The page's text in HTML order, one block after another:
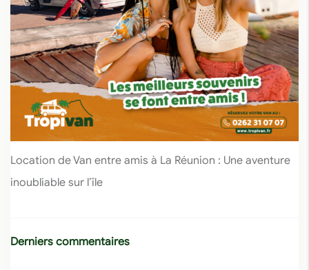
Location de Van entre amis à La Réunion : Une aventure
inoubliable sur l’île
Derniers commentaires